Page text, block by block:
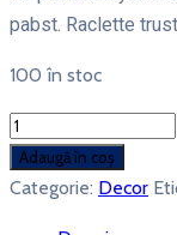
pabst. Raclette
100 în stoc
Cantitate
Ninja
Woo
Adaugă în coș
Categorie: Decor